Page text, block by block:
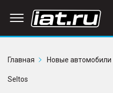
Главная
Новые автомобили
Seltos